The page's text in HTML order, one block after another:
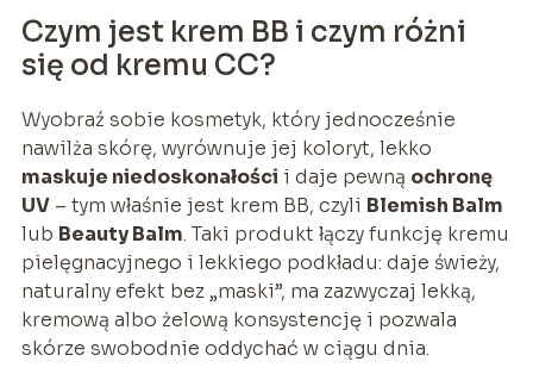
Czym jest krem BB i czym różni
się od kremu CC?
Wyobraź sobie kosmetyk, który jednocześnie
nawilża skórę, wyrównuje jej koloryt, lekko
maskuje niedoskonałości i daje pewną ochronę
UV– tym właśnie jest krem BB, czyli Blemish Balm
lub Beauty Balm. Taki produkt łączy funkcję kremu
pielęgnacyjnego i lekkiego podkładu: daje świeży,
naturalny efekt bez „maski”, ma zazwyczaj lekką,
kremową albo żelową konsystencję i pozwala
skórze swobodnie oddychać w ciągu dnia.